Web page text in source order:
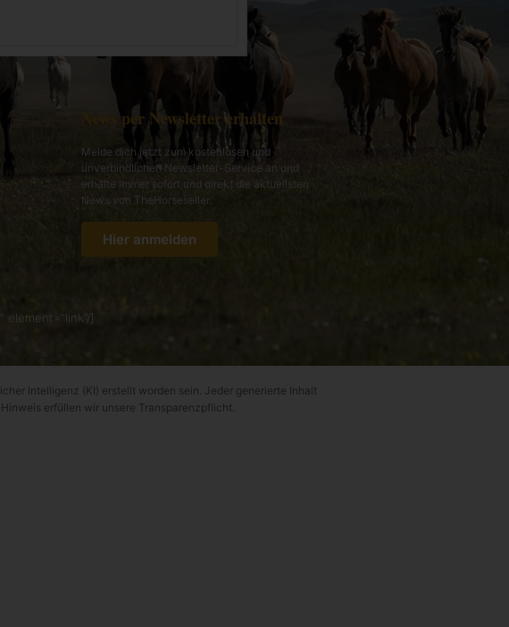
News per Newsletter erhalten
Melde dich jetzt zum kostenlosen und
unverbindlichen Newsletter-Service an und
erhalte immer sofort und direkt die aktuellsten
News von TheHorseseller.
Hier anmelden
]
Intelligenz (KI) erstellt worden sein. Jeder generierte Inhalt
erfüllen wir unsere Transparenzpflicht.